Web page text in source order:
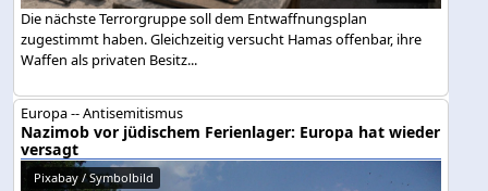
Die nächste Terrorgruppe soll dem Entwaffnungsplan
zugestimmt haben. Gleichzeitig versucht Hamas offenbar, ihre
Waffen als privaten Besitz...
Europa -- Antisemitismus
Nazimob vor jüdischem Ferienlager: Europa hat wieder
versagt
Pixabay / Symbolbild